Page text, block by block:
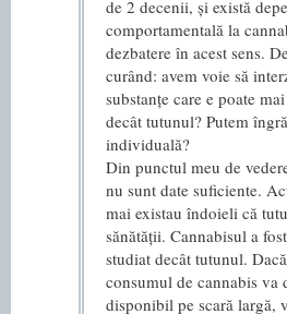
de 2 decenii, și există
comportamentală la
dezbatere în acest sens.
curând: avem voie să
substanțe care e poate
decât tutunul? Putem
individuală?
Din punctul meu de
nu sunt date suficiente.
mai existau îndoieli că
sănătății. Cannabisul a
studiat decât tutunul.
consumul de cannabis va
disponibil pe scară largă,